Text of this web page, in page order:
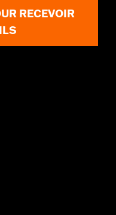
RECEVOIR